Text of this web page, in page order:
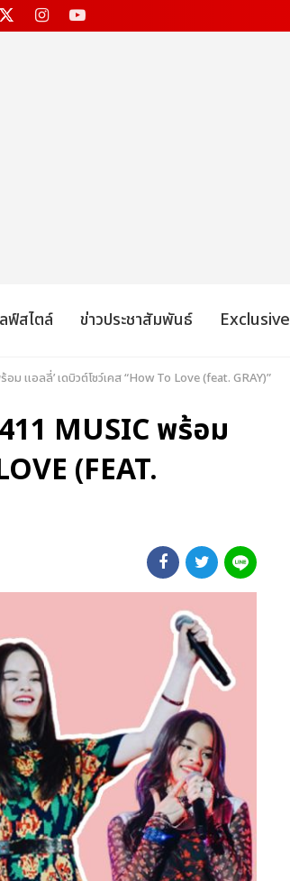
ฟ์สไตล์ ข่าวประชาสัมพันธ์ Exclusive
ม แอลลี่’ เดบิวต์โชว์เคส “How To Love (feat. GRAY)”
MUSIC พร้อม
(FEAT.